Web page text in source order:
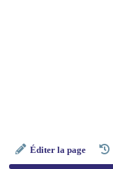
Éditer la page